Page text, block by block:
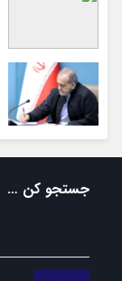
جستجو کن …